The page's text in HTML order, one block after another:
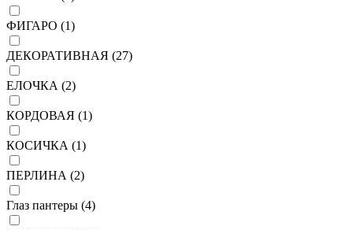
ФИГАРО (1)
ДЕКОРАТИВНАЯ (27)
ЕЛОЧКА (2)
КОРДОВАЯ (1)
КОСИЧКА (1)
ПЕРЛИНА (2)
Глаз пантеры (4)